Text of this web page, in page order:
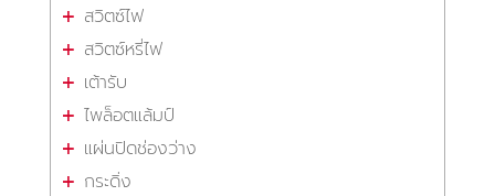
สวิตซ์ไฟ
สวิตซ์หรี่ไฟ
เต้ารับ
ไพล็อตแล้มป์
แผ่นปิดช่องว่าง
กระดิ่ง